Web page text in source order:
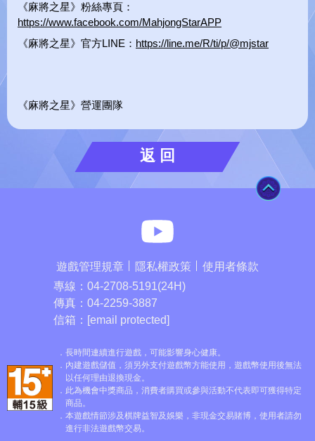
《麻將之星》粉絲專頁：
https://www.facebook.com/MahjongStarAPP
《麻將之星》官方LINE： https://line.me/R/ti/p/@mjstar
《麻將之星》營運團隊
返 回
TOP
麻將之星
遊戲管理規章 隱私權政策
使用者條款
專線：04-2708-5191(24H)
傳真：04-2259-3887
信箱： [email protected]
長時間連續進行遊戲，可能影響身心健康。
內建遊戲儲值，須另外支付遊戲幣方能使用，遊戲幣使用後無法
以任何理由退換現金。
此為機會中獎商品，消費者購買或參與活動不代表即可獲得特定
商品。
本遊戲情節涉及棋牌益智及娛樂，非現金交易賭博，使用者請勿
進行非法遊戲幣交易。